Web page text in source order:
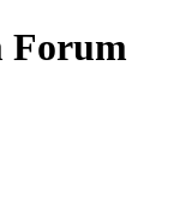
Forum